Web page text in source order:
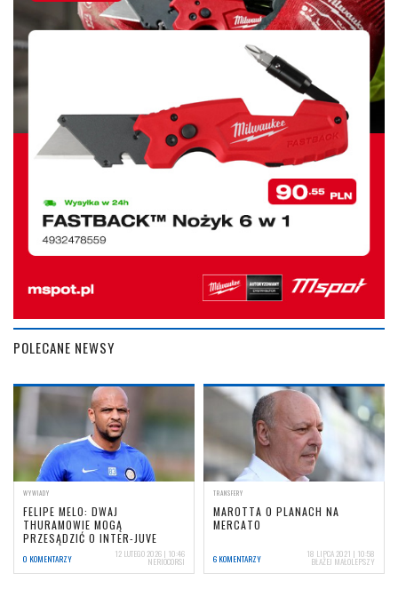
POLECANE NEWSY
WYWIADY
FELIPE MELO: DWAJ
THURAMOWIE MOGĄ
PRZESĄDZIĆ O INTER-JUVE
0 KOMENTARZY 12 LUTEGO 2026 | 10:46
NERIOCORSI
TRANSFERY
MAROTTA O PLANACH NA
MERCATO
6 KOMENTARZY 18 LIPCA 2021 | 10:58
BŁAŻEJ MAŁOLEPSZY